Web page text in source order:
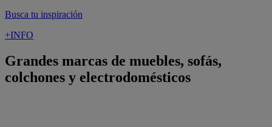
Busca tu inspiración
+INFO
Grandes marcas de muebles, sofás,
colchones y electrodomésticos